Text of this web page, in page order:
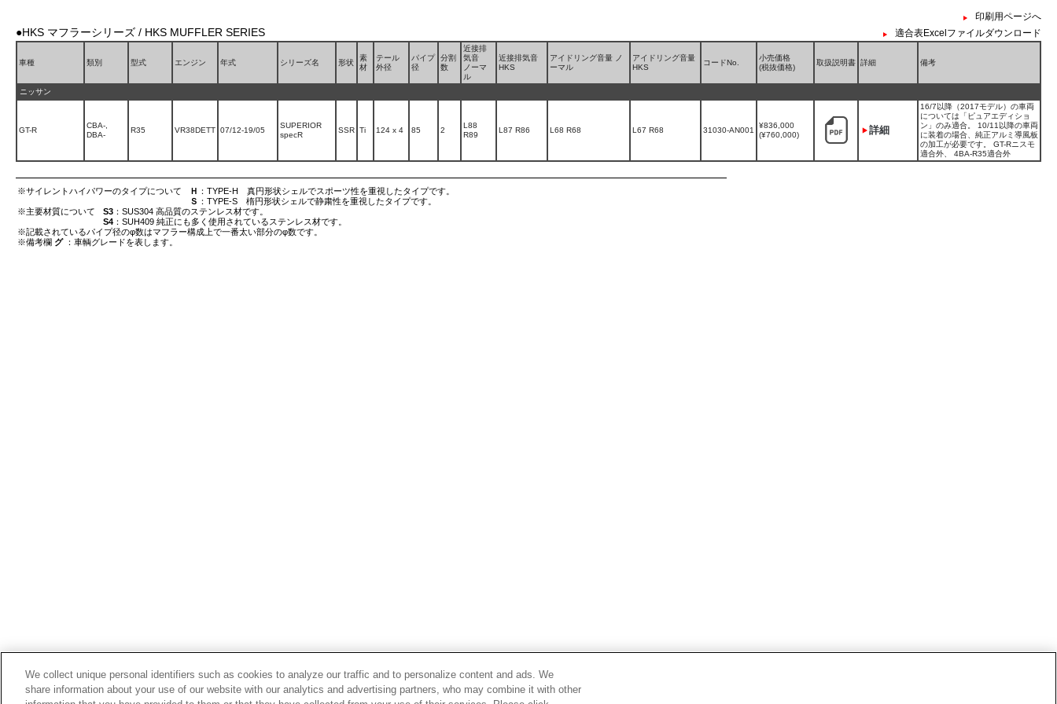
印刷用ページへ
●HKS マフラーシリーズ / HKS MUFFLER SERIES 適合表Excelファイルダウンロード
車種 類別 型式 エンジン 年式 シリーズ名 形状
素
材
テール
外径
パイプ
径
分割
数
近接排
気音
ノーマ
ル
近接排気音
HKS
アイドリング音量 ノ
ーマル
アイドリング音量
HKS
コードNo.
小売価格
(税抜価格)
取扱説明書 詳細 備考
ニッサン
GT-R
CBA-,
DBA-
R35 VR38DETT 07/12-19/05
SUPERIOR
specR
SSR Ti 124 x 4 85 2
L88
R89
L87 R86 L68 R68 L67 R68 31030-AN001
¥836,000
(¥760,000)
詳細
16/7以降（2017モデル）の車両
については「ピュアエディショ
ン」のみ適合。 10/11以降の車両
に装着の場合、純正アルミ導風板
の加工が必要です。 GT-Rニスモ
適合外、 4BA-R35適合外
We collect unique personal identifiers such as cookies to analyze our traffic and to personalize content and ads. We
share information about your use of our website with our analytics and advertising partners, who may combine it with other